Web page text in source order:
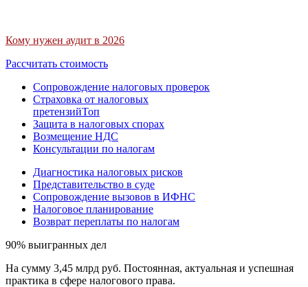
Кому нужен аудит в 2026
Рассчитать стоимость
Сопровождение налоговых проверок
Страховка от налоговых
претензийТоп
Защита в налоговых спорах
Возмещение НДС
Консультации по налогам
Диагностика налоговых рисков
Представительство в суде
Сопровождение вызовов в ИФНС
Налоговое планирование
Возврат переплаты по налогам
90% выигранных дел
На сумму 3,45 млрд руб. Постоянная, актуальная и успешная
практика в сфере налогового права.